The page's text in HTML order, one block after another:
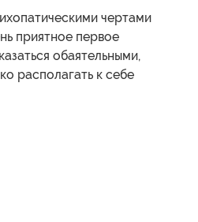
чертами
приятное первое
обаятельными,
располагать к себе